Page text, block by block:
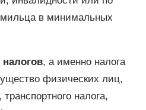
в минимальных
, а именно налога
физических лиц,
налога,